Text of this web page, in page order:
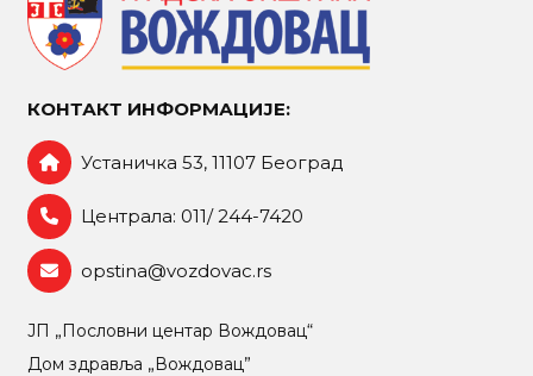
КОНТАКТ ИНФОРМАЦИЈЕ:
Устаничка 53, 11107 Београд
Централа: 011/ 244-7420
opstina@vozdovac.rs
ЈП „Пословни центар Вождовац“
Дом здравља „Вождовац”